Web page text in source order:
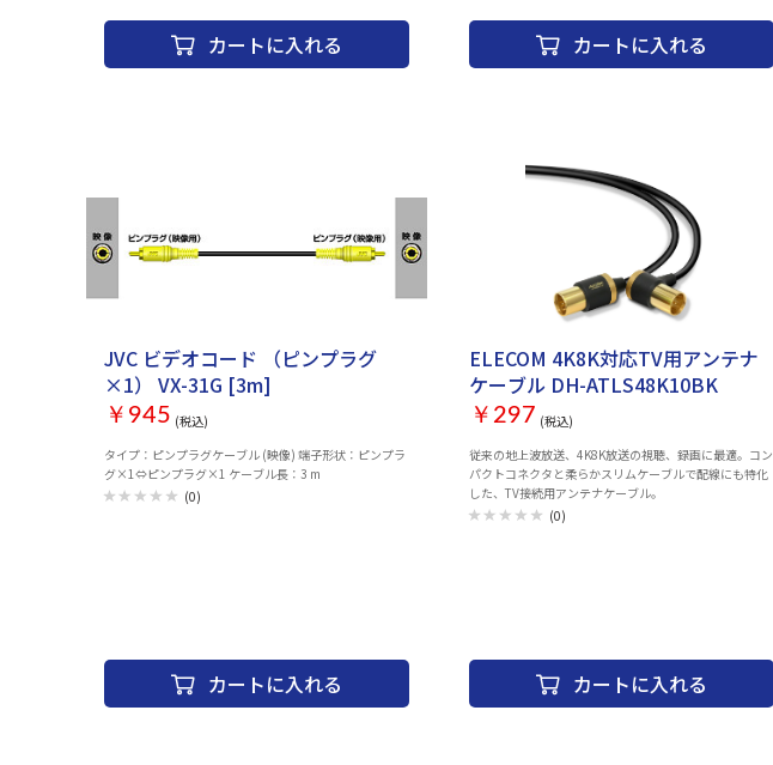
60W（USB Type-C（USB-C）：30W + USB A：合計
30W） 定格出力電圧：USB Type-C（USB-C） ：
5V/9V/12V/15V/20V USB A ： 5V 定格出力電流：USB
USB Power Delivery 3.0規格準拠品 耐トラッキングスリ
電対応 滑り止め付き
カートに入れる カートに入れる
JVC ビデオコード （ピンプラグ
×1） VX-31G [3m]
￥945 (税込)
タイプ：ピンプラグケーブル (映像) 端子形状：ピンプラ
グ×1⇔ピンプラグ×1 ケーブル長：3 m
(0)
カートに入れる
ELECOM 4K8K対応TV用アンテナ
ケーブル DH-ATLS48K10BK
￥297 (税込)
従来の地上波放送、4K8K放送の視聴、録画に最適。コン
パクトコネクタと柔らかスリムケーブルで配線にも特化
した、TV接続用アンテナケーブル。
(0)
カートに入れる